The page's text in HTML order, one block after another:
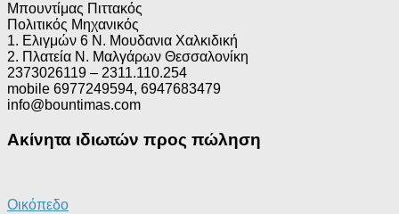
Μπουντίμας Πιττακός
Πολιτικός Μηχανικός
1. Ελιγμών 6 Ν. Μουδανια Χαλκιδική
2. Πλατεία Ν. Μαλγάρων Θεσσαλονίκη
2373026119 – 2311.110.254
mobile 6977249594, 6947683479
info@bountimas.com
Ακίνητα ιδιωτών προς πώληση
Οικόπεδο